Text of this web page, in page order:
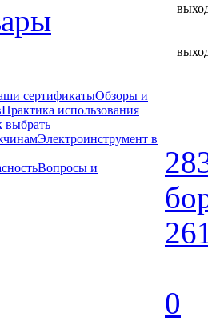
сертификатыОбзоры и
Практика использования
выбрать
Электроинструмент в
Вопросы и
0